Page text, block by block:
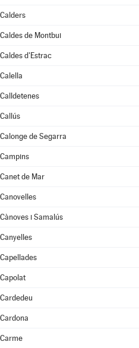
Calders
Caldes de Montbui
Caldes d'Estrac
Calella
Calldetenes
Callús
Calonge de Segarra
Campins
Canet de Mar
Canovelles
Cànoves i Samalús
Canyelles
Capellades
Capolat
Cardedeu
Cardona
Carme